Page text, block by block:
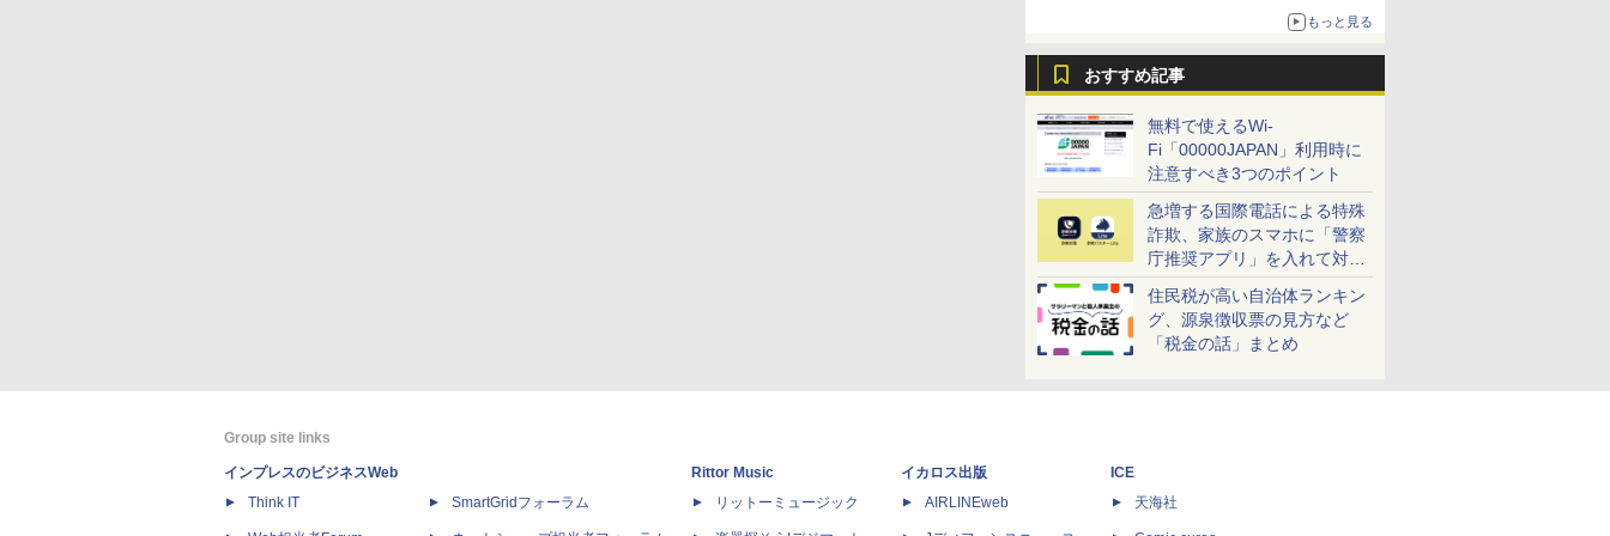
した抽選販売が8月10日11時より実施！
もっと見る
おすすめ記事
無料で使えるWi-
Fi「00000JAPAN」利用時に
注意すべき3つのポイント
急増する国際電話による特殊
詐欺、家族のスマホに「警察
庁推奨アプリ」を入れて対策
しよう！
住民税が高い自治体ランキン
グ、源泉徴収票の見方など
「税金の話」まとめ
Group site links
インプレスのビジネスWeb
Think IT
SmartGridフォーラム
Rittor Music
リットーミュージック
イカロス出版
AIRLINEweb
ICE
天海社